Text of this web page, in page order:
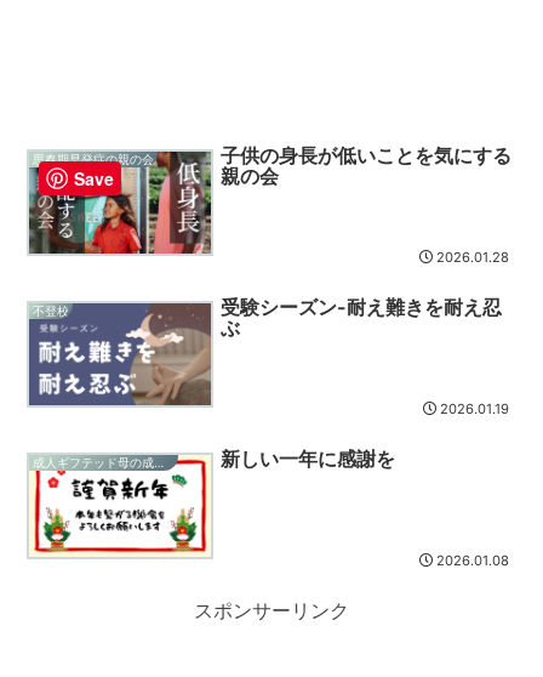
思春期早発症の親の会
子供の身長が低いことを気にする
親の会
2026.01.28
不登校
受験シーズン-耐え難きを耐え忍
ぶ
2026.01.19
新しい一年に感謝を
2026.01.08
スポンサーリンク
Save